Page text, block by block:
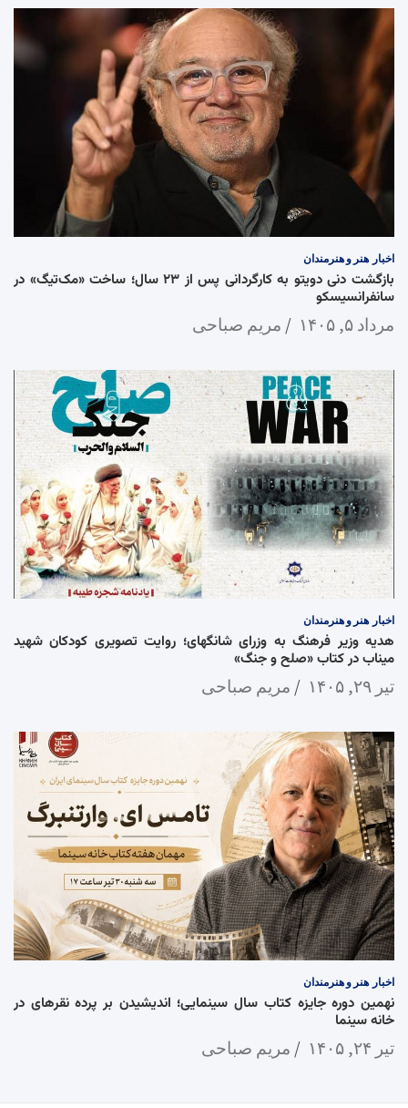
اخبار هنر و هنرمندان
بازگشت دنی دویتو به کارگردانی پس از ۲۳ سال؛ ساخت «مک‌تیگ» در
سانفرانسیسکو
مرداد ۵, ۱۴۰۵ مریم صباحی
اخبار هنر و هنرمندان
هدیه وزیر فرهنگ به وزرای شانگهای؛ روایت تصویری کودکان شهید
میناب در کتاب «صلح و جنگ»
تیر ۲۹, ۱۴۰۵ مریم صباحی
اخبار هنر و هنرمندان
نهمین دوره جایزه کتاب سال سینمایی؛ اندیشیدن بر پرده نقرهای در
خانه سینما
تیر ۲۴, ۱۴۰۵ مریم صباحی